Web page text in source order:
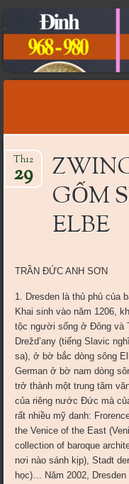
CỔ
to
content
GỐM
ELBE
Th12
29
TRẦN ĐỨC ANH SƠN
1. Dresden là thủ phủ của
Khai sinh vào năm 1206,
tộc người sống ở Đông và
Drežd’any (tiếng Slavic
sa), ở bờ bắc dòng sông
German ở bờ nam dòng
trở thành một trung tâm
của riêng nước Đức mà
rất nhiều mỹ danh:
the Venice of the East
collection of baroque
nơi nào sánh kịp), Stadt
học)… Năm 2002, Dresden